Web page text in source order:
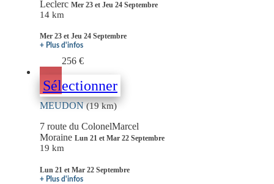
Leclerc Mer 23 et Jeu 24 Septembre
14 km
Mer 23 et Jeu 24 Septembre
+ Plus d'infos
256 €
Sélectionner
MEUDON(19 km)
7 route du ColonelMarcel
Moraine Lun 21 et Mar 22 Septembre
19 km
Lun 21 et Mar 22 Septembre
+ Plus d'infos